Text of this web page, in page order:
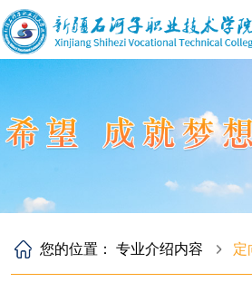
您的位置：专业介绍内容 定